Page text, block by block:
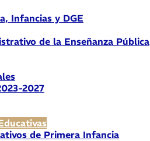
Infancias y DGE
de la Enseñanza Pública
2027
de Primera Infancia